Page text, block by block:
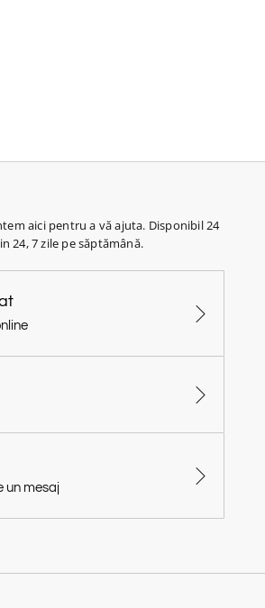
aici pentru a vă ajuta. Disponibil 24
24, 7 zile pe săptămână.
un mesaj